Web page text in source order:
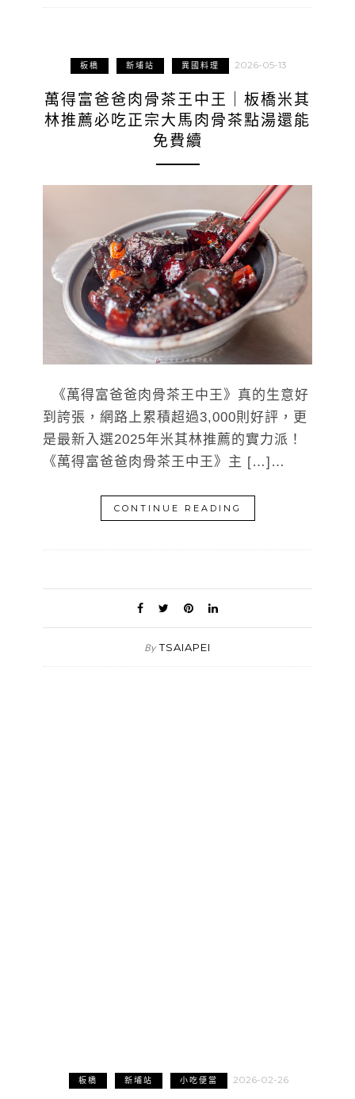
板橋 新埔站 異國料理 2026-05-13
萬得富爸爸肉骨茶王中王｜板橋米其
林推薦必吃正宗大馬肉骨茶點湯還能
免費續
《萬得富爸爸肉骨茶王中王》真的生意好
到誇張，網路上累積超過3,000則好評，更
是最新入選2025年米其林推薦的實力派！
《萬得富爸爸肉骨茶王中王》主 […]…
CONTINUE READING
By TSAIAPEI
板橋 新埔站 小吃便當 2026-02-26